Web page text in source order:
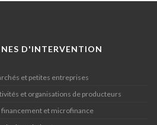
D'INTERVENTION
et petites entreprises
et organisations de producteurs
financement et microfinance